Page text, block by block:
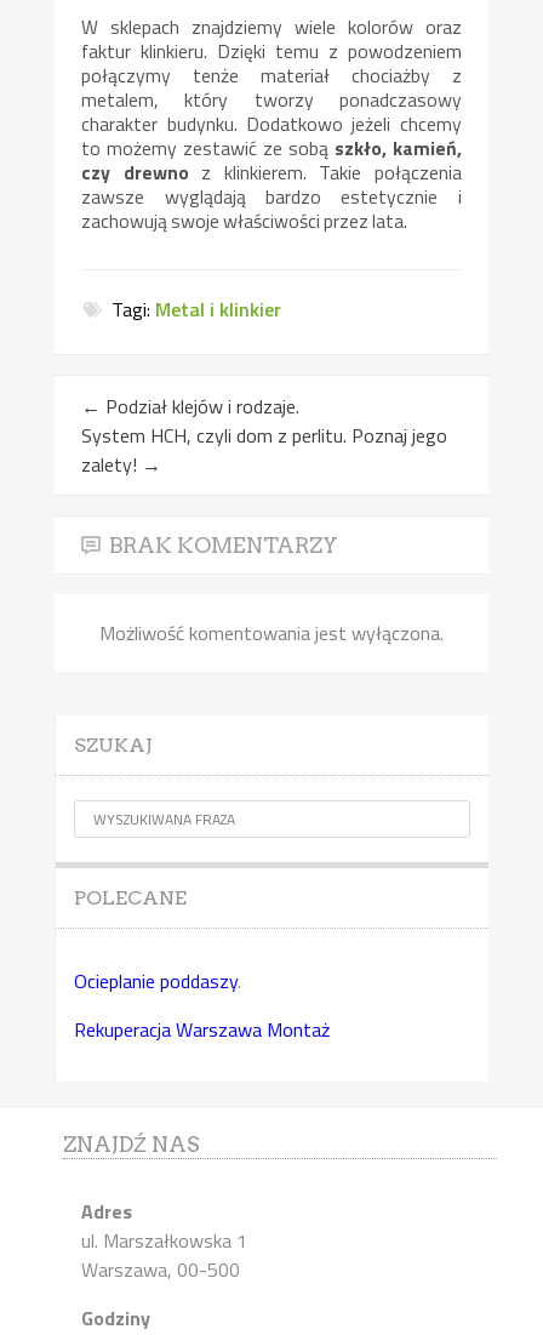
W sklepach znajdziemy wiele kolorów oraz
faktur klinkieru. Dzięki temu z powodzeniem
połączymy tenże materiał chociażby z
metalem, który tworzy ponadczasowy
charakter budynku. Dodatkowo jeżeli chcemy
to możemy zestawić ze sobąszkło, kamień,
czy drewno z klinkierem. Takie połączenia
zawsze wyglądają bardzo estetycznie i
zachowują swoje właściwości przez lata.
Tagi: Metal i klinkier
← Podział klejów i rodzaje.
System HCH, czyli dom z perlitu. Poznaj jego
zalety! →
BRAK KOMENTARZY
Możliwość komentowania jest wyłączona.
SZUKAJ
POLECANE
Ocieplanie poddaszy.
Rekuperacja Warszawa Montaż
ZNAJDŹ NAS
Adres
ul. Marszałkowska 1
Warszawa, 00-500
Godziny